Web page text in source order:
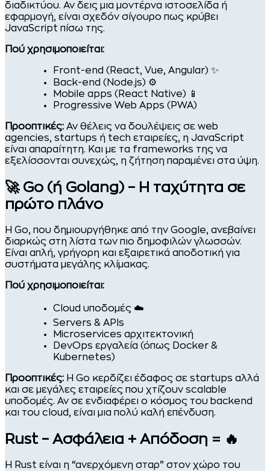
διαδικτύου. Αν δεις μια μοντέρνα ιστοσελίδα ή
εφαρμογή, είναι σχεδόν σίγουρο πως κρύβει
JavaScript πίσω της.
Πού χρησιμοποιείται:
Front-end (React, Vue, Angular) ✨
Back-end (Node.js) ⚙️
Mobile apps (React Native) 📱
Progressive Web Apps (PWA)
Προοπτικές: Αν θέλεις να δουλέψεις σε web
agencies, startups ή tech εταιρείες, η JavaScript
είναι απαραίτητη. Και με τα frameworks της να
εξελίσσονται συνεχώς, η ζήτηση παραμένει στα ύψη.
🚀 Go (ή Golang) – Η ταχύτητα σε
πρώτο πλάνο
Η Go, που δημιουργήθηκε από την Google, ανεβαίνει
διαρκώς στη λίστα των πιο δημοφιλών γλωσσών.
Είναι απλή, γρήγορη και εξαιρετικά αποδοτική για
συστήματα μεγάλης κλίμακας.
Πού χρησιμοποιείται:
Cloud υποδομές ☁️
Servers & APIs
Microservices αρχιτεκτονική
DevOps εργαλεία (όπως Docker &
Kubernetes)
Προοπτικές: Η Go κερδίζει έδαφος σε startups αλλά
και σε μεγάλες εταιρείες που χτίζουν scalable
υποδομές. Αν σε ενδιαφέρει ο κόσμος του backend
και του cloud, είναι μια πολύ καλή επένδυση.
Rust – Ασφάλεια + Απόδοση = 🔥
Η Rust είναι η “ανερχόμενη σταρ” στον χώρο του